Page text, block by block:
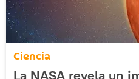
Ciencia
La NASA revela un